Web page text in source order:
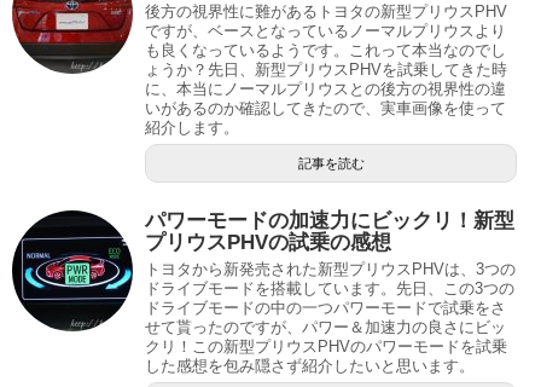
後方の視界性に難があるトヨタの新型プリウスPHV
ですが、ベースとなっているノーマルプリウスより
も良くなっているようです。これって本当なのでし
ょうか？先日、新型プリウスPHVを試乗してきた時
に、本当にノーマルプリウスとの後方の視界性の違
いがあるのか確認してきたので、実車画像を使って
紹介します。
記事を読む
パワーモードの加速力にビックリ！新型
プリウスPHVの試乗の感想
トヨタから新発売された新型プリウスPHVは、3つの
ドライブモードを搭載しています。先日、この3つの
ドライブモードの中の一つパワーモードで試乗をさ
せて貰ったのですが、パワー＆加速力の良さにビッ
クリ！この新型プリウスPHVのパワーモードを試乗
した感想を包み隠さず紹介したいと思います。